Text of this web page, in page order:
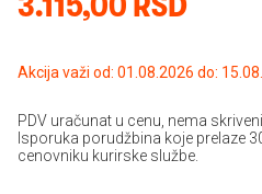
Akcija važi od: 01.08.2026 do:
PDV uračunat u cenu, nema
Isporuka porudžbina koje prelaze
cenovniku kurirske službe.